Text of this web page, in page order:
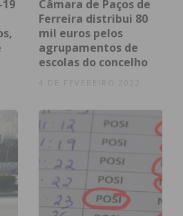
newsletter por e-mail e
regular a informação
atualizada.
com os termos e
condições
Câmara de Paços de
Ferreira distribui 80
mil euros pelos
agrupamentos de
escolas do concelho
4 DE FEVEREIRO 2022